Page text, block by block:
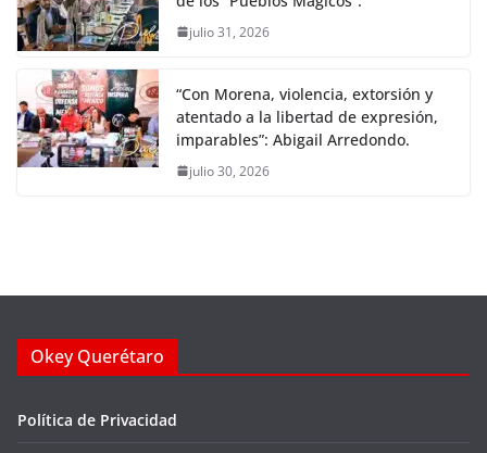
julio 31, 2026
“Con Morena, violencia, extorsión y
atentado a la libertad de expresión,
imparables”: Abigail Arredondo.
julio 30, 2026
Okey Querétaro
Política de Privacidad